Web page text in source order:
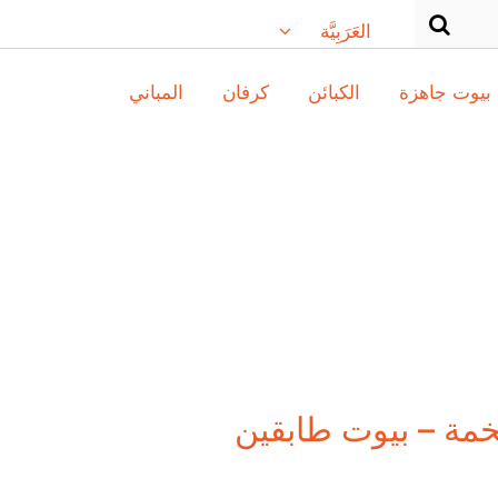
العَرَبِيَّة
بيوت جاهزة الكبائن كرفان المباني
– بيوت طابقين